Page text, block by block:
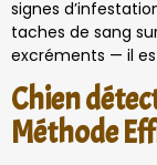
signes
taches de sang
excréments — il
Chien
Méthode